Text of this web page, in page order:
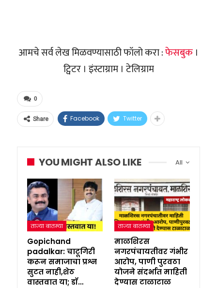
आमचे सर्व लेख मिळवण्यासाठी फॉलो करा :फेसबुक ।
ट्विटर । इंस्टाग्राम । टेलिग्राम
0
Share Facebook Twitter
All
YOU MIGHT ALSO LIKE
ताज्या बातम्या
Gopichand
padalkar: चाटूगिरी
करून समाजाचा प्रश्न
सुटत नाही,शेठ
वास्तवात या; डॉ…
ताज्या बातम्या
माळशिरस
नगरपंचायतीवर गंभीर
आरोप, पाणी पुरवठा
योजने संदर्भात माहिती
देण्यास टाळाटाळ